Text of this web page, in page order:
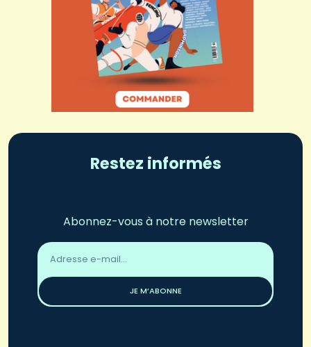
Restez informés
Abonnez-vous à notre newsletter
Adresse
email
JE M’ABONNE